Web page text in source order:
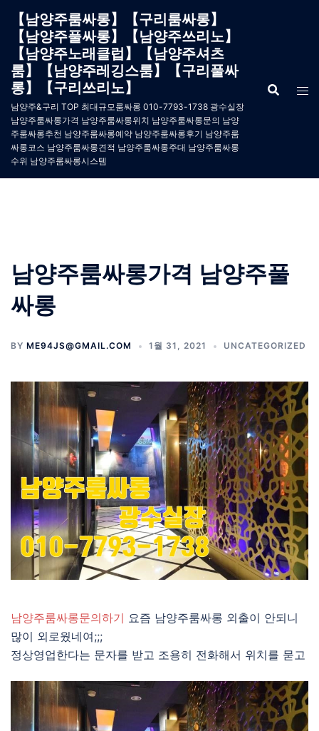
Skip
content
【남양주룸싸롱】【구리룸싸롱】
【남양주풀싸롱】【남양주쓰리노】
【남양주노래클럽】【남양주셔츠
룸】【남양주레깅스룸】【구리풀싸
롱】【구리쓰리노】
남양주&구리 TOP 최대규모룸싸롱 010-7793-1738 광수실장
남양주룸싸롱가격 남양주룸싸롱위치 남양주룸싸롱문의 남양
주룸싸롱추천 남양주룸싸롱예약 남양주룸싸롱후기 남양주룸
싸롱코스 남양주룸싸롱견적 남양주룸싸롱주대 남양주룸싸롱
수위 남양주룸싸롱시스템
남양주룸싸롱가격 남양주풀
싸롱
BY ME94JS@GMAIL.COM 1월 31, 2021 UNCATEGORIZED
남양주룸싸롱문의하기 요즘 남양주룸싸롱 외출이 안되니
많이 외로웠네여;;;
정상영업한다는 문자를 받고 조용히 전화해서 위치를 묻고